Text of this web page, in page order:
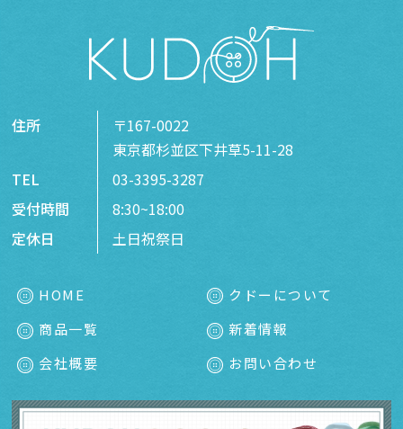
住所
〒167-0022
東京都杉並区下井草5-11-28
TEL
03-3395-3287
受付時間
8:30~18:00
定休日
土日祝祭日
HOME
クドーについて
商品一覧
新着情報
会社概要
お問い合わせ